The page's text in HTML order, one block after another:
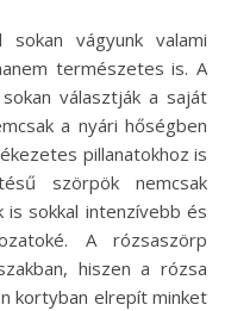
természetes is. A
választják a saját
a nyári hőségben
pillanatokhoz is
szörpök nemcsak
is sokkal intenzívebb és
A rózsaszörp
hiszen a rózsa
kortyban elrepít minket